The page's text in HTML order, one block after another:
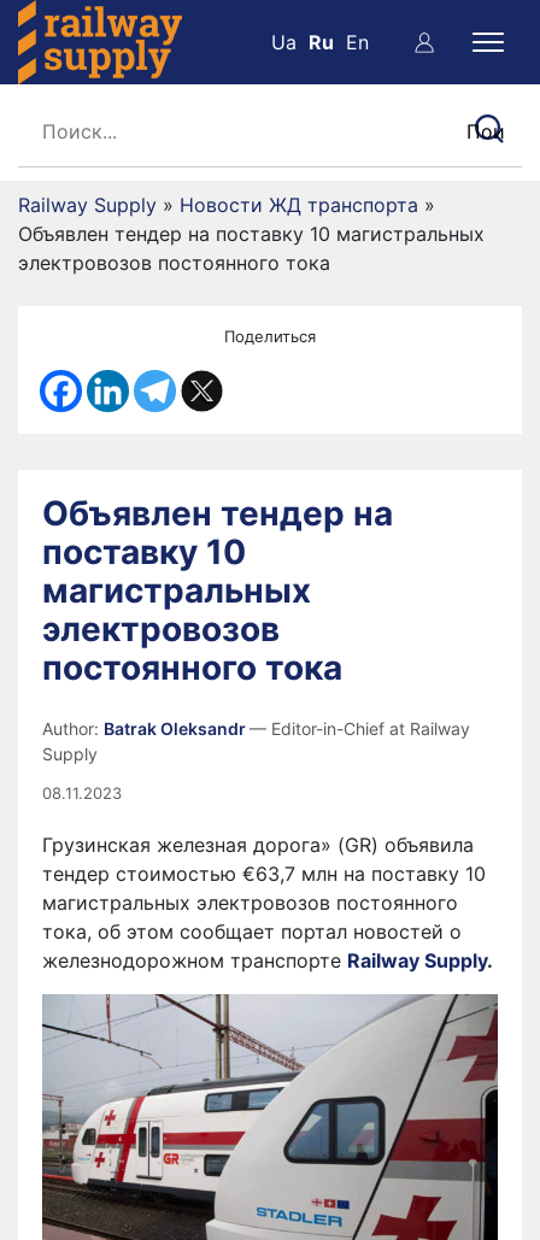
Ua Ru En
Railway Supply » Новости ЖД транспорта »
Объявлен тендер на поставку 10 магистральных
электровозов постоянного тока
Поделиться
Объявлен тендер на
поставку 10
магистральных
электровозов
постоянного тока
Author: Batrak Oleksandr— Editor-in-Chief at Railway
Supply
08.11.2023
Грузинская железная дорога» (GR) объявила
тендер стоимостью €63,7 млн на поставку 10
магистральных электровозов постоянного
тока, об этом сообщает портал новостей о
железнодорожном транспорте Railway Supply.